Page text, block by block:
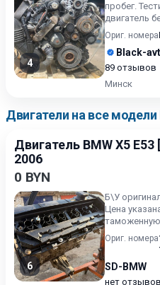
4
пробег.
двигатель
продажа в
Ориг. номера
Black-
89 отзывов
Минск
Двигатели на все модели
Двигатель BMW X5
2006
0 BYN
6
Б\У
Цена
таможенную
Ориг. номера
SD-BMW
нет отзывов